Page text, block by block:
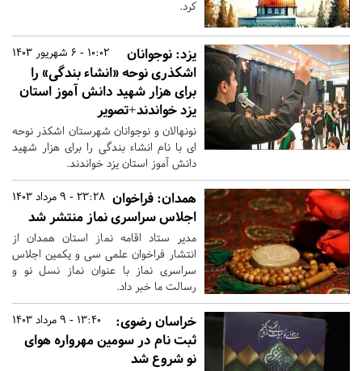
کرد.
10:02 - 6 شهریور 1403 یزد: نوجوانان
اشکذری نوحه «انشاء بندگی» را
برای هزار شهید دانش آموز استان
یزد خواندند+تصویر
نونهالان و نوجوانان شهرستان اشکذر نوحه
ای با نام انشاء بندگی را برای هزار شهید
دانش آموز استان یزد خواندند.
23:28 - 9 مرداد 1403 همدان: فراخوان
اجلاس سراسری نماز منتشر شد
مدیر ستاد اقامه نماز استان همدان از
انتشار فراخوان علمی سی و یکمین اجلاس
سراسری نماز با عنوان نماز نسل نو و
رسالت ما خبر داد.
13:40 - 9 مرداد 1403
خراسان رضوی:
ثبت نام در سومین مهرواره هوای
نو شروع شد